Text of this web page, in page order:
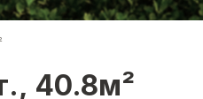
40.8м²